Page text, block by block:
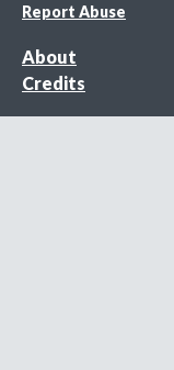
Report Abuse
About
Credits